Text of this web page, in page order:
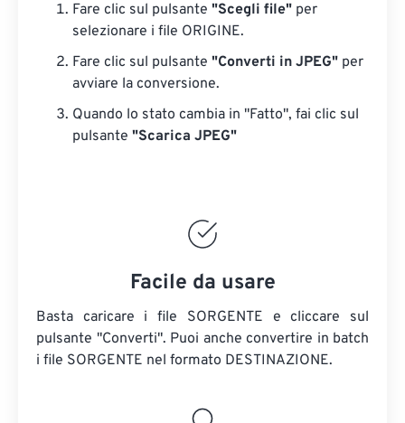
Fare clic sul pulsante "Scegli file" per
selezionare i file ORIGINE.
Fare clic sul pulsante "Converti in JPEG" per
avviare la conversione.
Quando lo stato cambia in "Fatto", fai clic sul
pulsante "Scarica JPEG"
Facile da usare
Basta caricare i file SORGENTE e cliccare sul
pulsante "Converti". Puoi anche convertire in batch
i file SORGENTE nel formato DESTINAZIONE.